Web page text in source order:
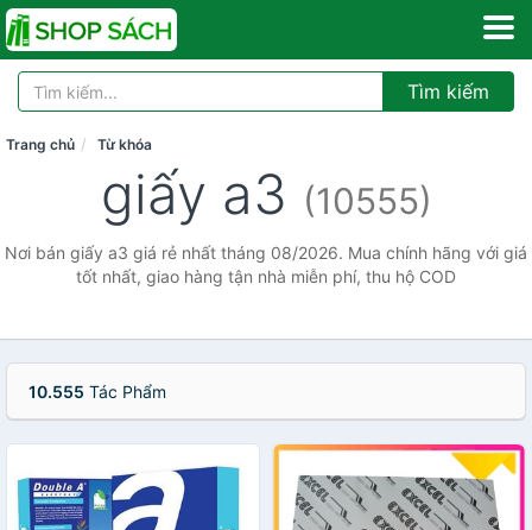
Tìm kiếm
Trang chủ Từ khóa
giấy a3 (10555)
Nơi bán giấy a3 giá rẻ nhất tháng 08/2026. Mua chính hãng với giá
tốt nhất, giao hàng tận nhà miễn phí, thu hộ COD
10.555 Tác Phẩm